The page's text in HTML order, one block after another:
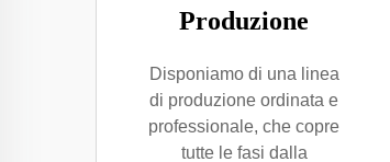
Produzione
Disponiamo di una linea
di produzione ordinata e
professionale, che copre
tutte le fasi dalla